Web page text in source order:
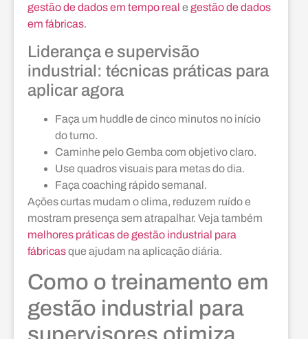
gestão de dados em tempo real e gestão de dados
em fábricas.
Liderança e supervisão
industrial: técnicas práticas para
aplicar agora
Faça um huddle de cinco minutos no início
do turno.
Caminhe pelo Gemba com objetivo claro.
Use quadros visuais para metas do dia.
Faça coaching rápido semanal.
Ações curtas mudam o clima, reduzem ruído e
mostram presença sem atrapalhar. Veja também
melhores práticas de gestão industrial para
fábricasque ajudam na aplicação diária.
Como o treinamento em
gestão industrial para